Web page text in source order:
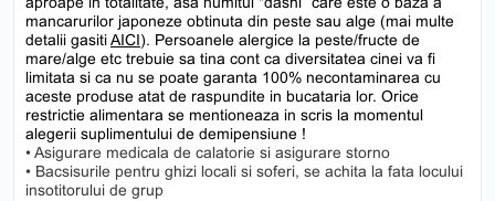
mancarurilor japoneze obtinuta din peste sau alge (mai multe
detalii gasitiAICI). Persoanele alergice la peste/fructe de
mare/alge etc trebuie sa tina cont ca diversitatea cinei va fi
limitata si ca nu se poate garanta 100% necontaminarea cu
aceste produse atat de raspundite in bucataria lor. Orice
restrictie alimentara se mentioneaza in scris la momentul
alegerii suplimentului de demipensiune !
• Asigurare medicala de calatorie si asigurare storno
• Bacsisurile pentru ghizi locali si soferi, se achita la fata locului
insotitorului de grup